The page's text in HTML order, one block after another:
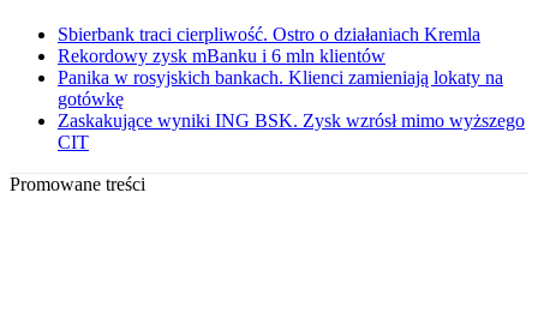
Sbierbank traci cierpliwość. Ostro o działaniach Kremla
Rekordowy zysk mBanku i 6 mln klientów
Panika w rosyjskich bankach. Klienci zamieniają lokaty na
gotówkę
Zaskakujące wyniki ING BSK. Zysk wzrósł mimo wyższego
CIT
Promowane treści